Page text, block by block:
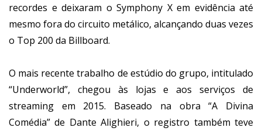
recordes e deixaram o Symphony X em evidência até
mesmo fora do circuito metálico, alcançando duas vezes
o Top 200 da Billboard.
O mais recente trabalho de estúdio do grupo, intitulado
“Underworld”, chegou às lojas e aos serviços de
streaming em 2015. Baseado na obra “A Divina
Comédia” de Dante Alighieri, o registro também teve